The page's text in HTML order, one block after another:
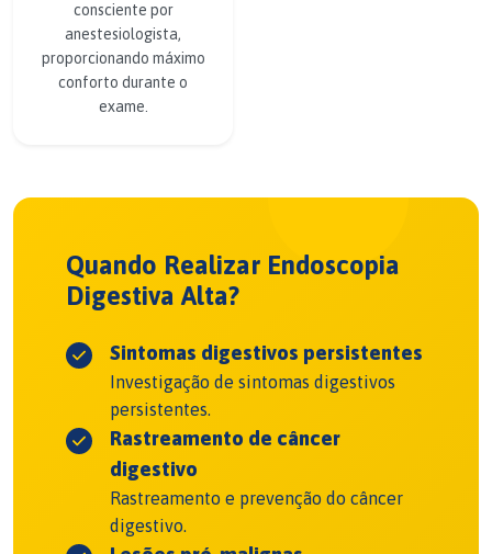
consciente por
anestesiologista,
proporcionando máximo
conforto durante o
exame.
Quando Realizar Endoscopia
Digestiva Alta?
Sintomas digestivos persistentes
Investigação de sintomas digestivos
persistentes.
Rastreamento de câncer
digestivo
Rastreamento e prevenção do câncer
digestivo.